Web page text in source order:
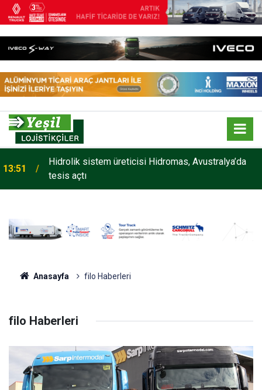
13:33
Maxion Wheels, yüksek performanslı seramik
yüzey işlem teknolojisi Maxion C-GUARD’ı tanıttı
Anasayfa filo Haberleri
filo Haberleri